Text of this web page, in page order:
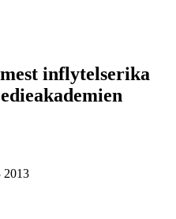
inflytelserika
2013